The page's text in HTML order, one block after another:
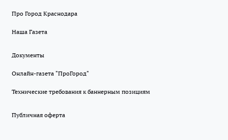
Про Город Краснодара
Наша Газета
Документы
Онлайн-газета "ПроГород"
Технические требования к баннерным позициям
Публичная оферта